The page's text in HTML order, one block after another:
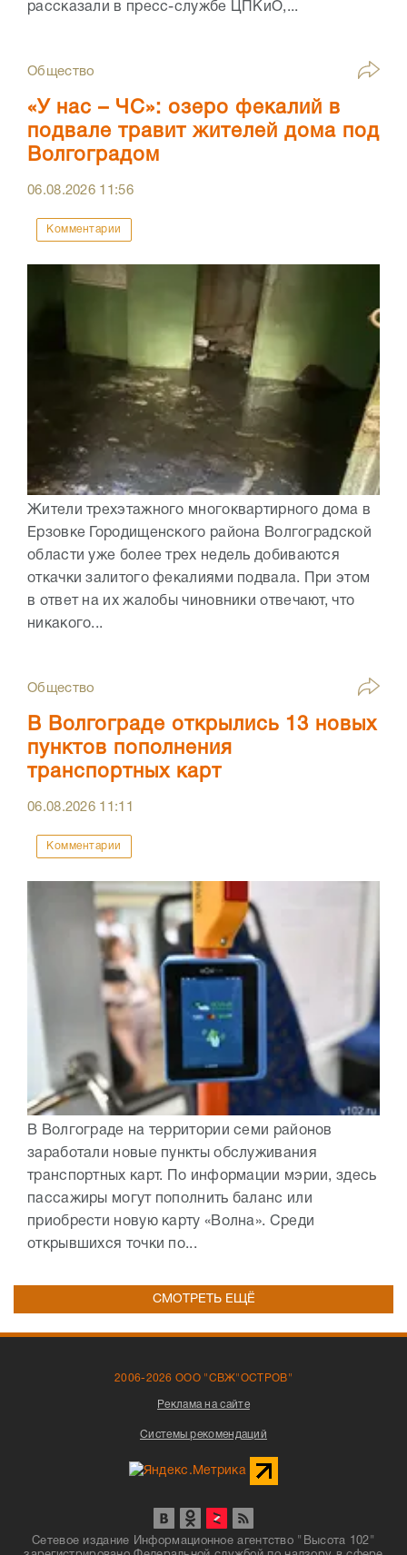
рассказали в пресс-службе ЦПКиО,...
Общество
«У нас – ЧС»: озеро фекалий в
подвале травит жителей дома под
Волгоградом
06.08.2026 11:56
Комментарии
Жители трехэтажного многоквартирного дома в
Ерзовке Городищенского района Волгоградской
области уже более трех недель добиваются
откачки залитого фекалиями подвала. При этом
в ответ на их жалобы чиновники отвечают, что
никакого...
Общество
В Волгограде открылись 13 новых
пунктов пополнения
транспортных карт
06.08.2026 11:11
Комментарии
В Волгограде на территории семи районов
заработали новые пункты обслуживания
транспортных карт. По информации мэрии, здесь
пассажиры могут пополнить баланс или
приобрести новую карту «Волна». Среди
открывшихся точки по...
СМОТРЕТЬ ЕЩЁ
2006-2026 ООО "СВЖ"ОСТРОВ"
Реклама на сайте
Системы рекомендаций
Сетевое издание Информационное агентство "Высота 102"